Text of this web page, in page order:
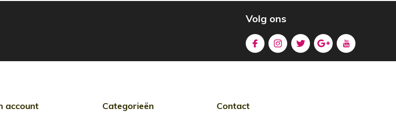
Volg ons
account Categorieën Contact